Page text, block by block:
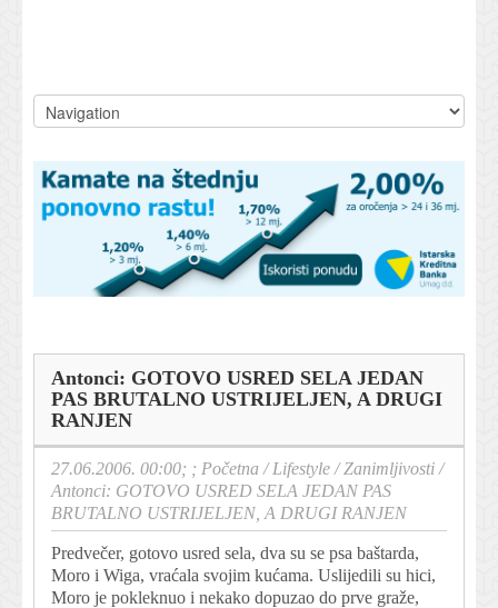
Antonci: GOTOVO USRED SELA JEDAN
PAS BRUTALNO USTRIJELJEN, A DRUGI
RANJEN
27.06.2006. 00:00; ; Početna /Lifestyle /Zanimljivosti /
Antonci: GOTOVO USRED SELA JEDAN PAS
BRUTALNO USTRIJELJEN, A DRUGI RANJEN
Predvečer, gotovo usred sela, dva su se psa baštarda,
Moro i Wiga, vraćala svojim kućama. Uslijedili su hici,
Moro je pokleknuo i nekako dopuzao do prve graže,